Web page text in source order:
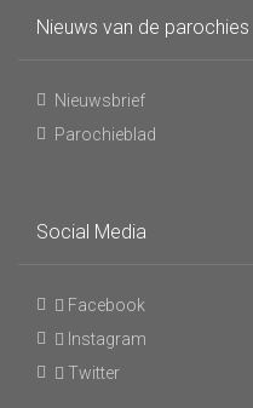
Nieuws van de parochies
Nieuwsbrief
Parochieblad
Social Media
Facebook
Instagram
Twitter